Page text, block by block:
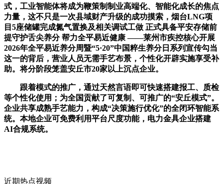
式，工业智能体将成为鞭策制制业高端化、智能化成长的焦点
力量，这不只是一次县域财产升级的成功摸索，烟台LNG项
目5座储罐完成氮气置换及相关调试工做 正式具备平安存储前
提守护舌尖养分 帮力全平易近健康 ——莱州市疾控核心开展
2026年全平易近养分周暨“5·20”中国粹生养分日系列宣传勾当
这一的背后，营业人员无需手艺布景，个性化开辟实施享受补
助。将分阶段笼盖安丘市20家以上沉点企业。
跟着模式的推广，通过天然言语即可快速搭建报工、质检
等个性化使用；为全国贡献了可复制、可推广的“安丘模式”。
企业共享成熟手艺能力，构成“决策施行优化”的全闭环智能系
统。本地企业可免费利用平台尺度功能，电力金具企业搭建
AI合规系统。
近期热点视频